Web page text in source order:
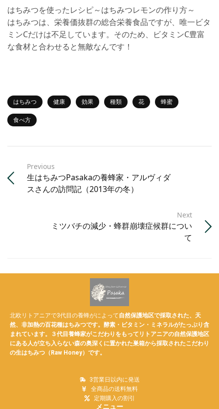
はちみつを使ったレシピ～はちみつレモンの作り方～
はちみつは、栄養価抜群の総合栄養食品ですが、唯一ビタ
ミンCだけは不足しています。そのため、ビタミンC豊富
な食材と合わせると無敵なんです！
はちみつ 健康 効果 種類 花 蜂蜜
食べ方
Previous
生はちみつPasakaの養蜂家・アルヴィダ
スさんの訪問記（2013年の冬）
Next
ミツバチの減少・蜂群崩壊症候群につい
て
北欧リトアニアで3代目の養蜂がによって自然保護地区で採取された、天
然、非加熱の百花種はちみつです。酵素・ビタミン・ミネラルがたっぷり含
まれています。３代目養蜂家がこだわりをもってリトアニアの自然保護地区
にある人が立ち入らない森の奥深くに置かれた巣箱から採取されたこだわり
の生はちみつ（Raw Honey）です。
3営業日以内に発送
全商品の送料無料
定期購入の割引
メニュー